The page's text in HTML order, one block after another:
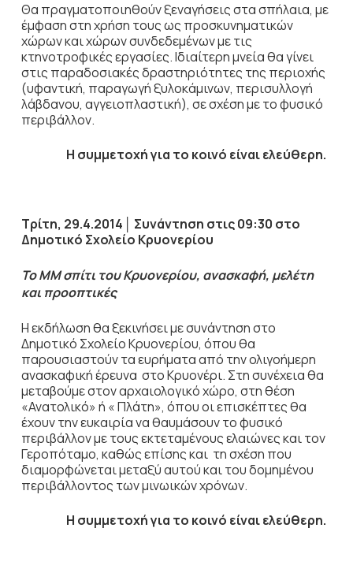
Θα πραγματοποιηθούν ξεναγήσεις στα σπήλαια, με
έμφαση στη χρήση τους ως προσκυνηματικών
χώρων και χώρων συνδεδεμένων με τις
κτηνοτροφικές εργασίες. Ιδιαίτερη μνεία θα γίνει
στις παραδοσιακές δραστηριότητες της περιοχής
(υφαντική, παραγωγή ξυλοκάμινων, περισυλλογή
λάβδανου, αγγειοπλαστική), σε σχέση με το φυσικό
περιβάλλον.
Η συμμετοχή για το κοινό είναι ελεύθερη.
Tρίτη, 29.4.2014
Συνάντηση στις 09:30 στο
Δημοτικό Σχολείο Κρυονερίου
Το ΜΜ σπίτι του Κρυονερίου, ανασκαφή, μελέτη
και προοπτικές
Η εκδήλωση θα ξεκινήσει με συνάντηση στο
Δημοτικό Σχολείο Κρυονερίου, όπου θα
παρουσιαστούν τα ευρήματα από την ολιγοήμερη
ανασκαφική έρευνα στο Κρυονέρι. Στη συνέχεια θα
μεταβούμε στον αρχαιολογικό χώρο, στη θέση
«Ανατολικό» ή « Πλάτη», όπου οι επισκέπτες θα
έχουν την ευκαιρία να θαυμάσουν το φυσικό
περιβάλλον με τους εκτεταμένους ελαιώνες και τον
Γεροπόταμο, καθώς επίσης και τη σχέση που
διαμορφώνεται μεταξύ αυτού και του δομημένου
περιβάλλοντος των μινωικών χρόνων.
Η συμμετοχή για το κοινό είναι ελεύθερη.